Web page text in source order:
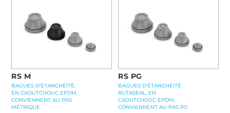
RS M
BAGUES D'ÉTANCHÉITÉ,
EN CAOUTCHOUC EPDM,
CONVIENNENT AU PAS
MÉTRIQUE
RS PG
BAGUES D'ÉTANCHÉITÉ
RUTASEAL, EN
CAOUTCHOUC EPDM,
CONVIENNENT AU PAS PG